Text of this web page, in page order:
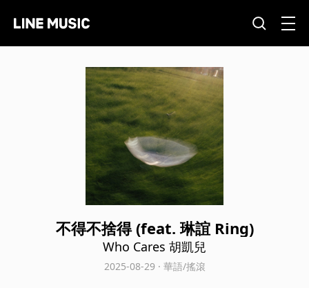
不得不捨得 (feat. 琳誼 Ring)
Who Cares 胡凱兒
2025-08-29 · 華語/搖滾